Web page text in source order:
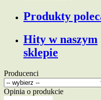
Produkty
Hity w naszym
sklepie
Producenci
Opinia o produkcie